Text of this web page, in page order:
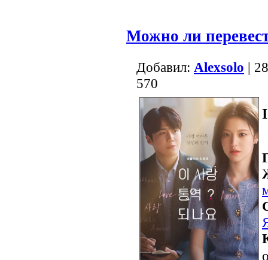
Можно ли
Добавил: Alexsolo |
570